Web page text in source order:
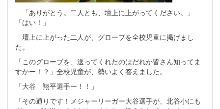
「ありがとう。二人とも、壇上に上がってください。」
「はい！」
壇上に上がった二人が、グローブを全校児童に掲げまし
た。
「このグローブを、送ってくれたのはだれか皆さん知ってま
すかー！？」全校児童が、勢いよく答えました。
「大谷 翔平選手ー！！」
「その通りです！メジャーリーガー大谷選手が、北谷小にも